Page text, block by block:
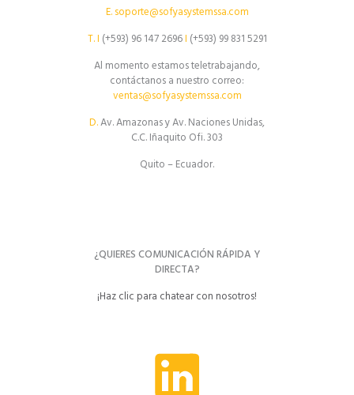
E.soporte@sofyasystemssa.com
T.I (+593) 96 147 2696I (+593) 99 831 5291
Al momento estamos teletrabajando,
contáctanos a nuestro correo:
ventas@sofyasystemssa.com
D.Av. Amazonas y Av. Naciones Unidas,
C.C. Iñaquito Ofi. 303
Quito – Ecuador.
¿QUIERES COMUNICACIÓN RÁPIDA Y
DIRECTA?
¡Haz clic para chatear con nosotros!